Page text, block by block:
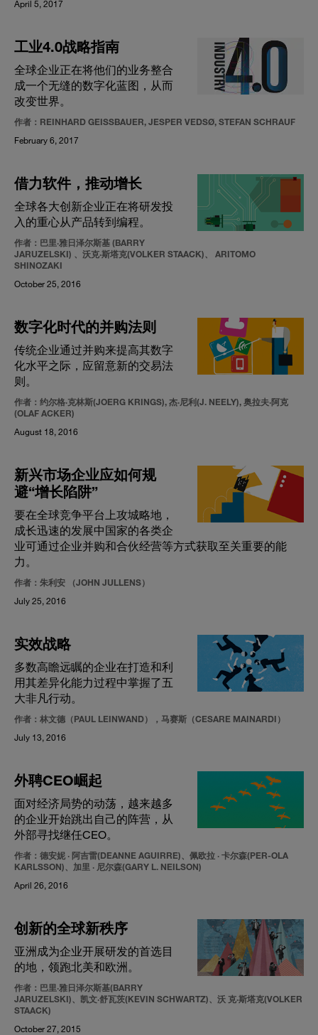
April 5, 2017
工业4.0战略指南
全球企业正在将他们的业务整合
成一个无缝的数字化蓝图，从而
改变世界。
作者：REINHARD GEISSBAUER, JESPER VEDSØ, STEFAN SCHRAUF
February 6, 2017
借力软件，推动增长
全球各大创新企业正在将研发投
入的重心从产品转到编程。
作者：巴里·雅日泽尔斯基 (BARRY
JARUZELSKI) 、沃克·斯塔克(VOLKER STAACK)、 ARITOMO
SHINOZAKI
October 25, 2016
数字化时代的并购法则
传统企业通过并购来提高其数字
化水平之际，应留意新的交易法
则。
作者：约尔格·克林斯(JOERG KRINGS), 杰·尼利(J. NEELY), 奥拉夫·阿克
(OLAF ACKER)
August 18, 2016
新兴市场企业应如何规
避“增长陷阱”
要在全球竞争平台上攻城略地，
成长迅速的发展中国家的各类企
业可通过企业并购和合伙经营等方式获取至关重要的能
力。
作者：朱利安 （JOHN JULLENS）
July 25, 2016
实效战略
多数高瞻远瞩的企业在打造和利
用其差异化能力过程中掌握了五
大非凡行动。
作者：林文德（PAUL LEINWAND），马赛斯（CESARE MAINARDI）
July 13, 2016
外聘CEO崛起
面对经济局势的动荡，越来越多
的企业开始跳出自己的阵营，从
外部寻找继任CEO。
作者：德安妮 · 阿吉雷(DEANNE AGUIRRE)、佩欧拉 · 卡尔森(PER-OLA
KARLSSON)、加里 · 尼尔森(GARY L. NEILSON)
April 26, 2016
创新的全球新秩序
亚洲成为企业开展研发的首选目
的地，领跑北美和欧洲。
作者：巴里·雅日泽尔斯基(BARRY
JARUZELSKI)、凯文·舒瓦茨(KEVIN SCHWARTZ)、沃 克·斯塔克(VOLKER
STAACK)
October 27, 2015